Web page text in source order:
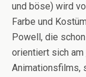
und böse) wird
Farbe und
Powell, die
orientiert sich am
Animationsfilms,